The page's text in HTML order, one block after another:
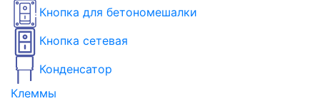
Кнопка для бетономешалки
Кнопка сетевая
Конденсатор
Клеммы